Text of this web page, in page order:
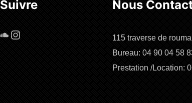
Instagram
Nous
115 traverse de
Bureau: 04 90 04 58
Prestation /Location: